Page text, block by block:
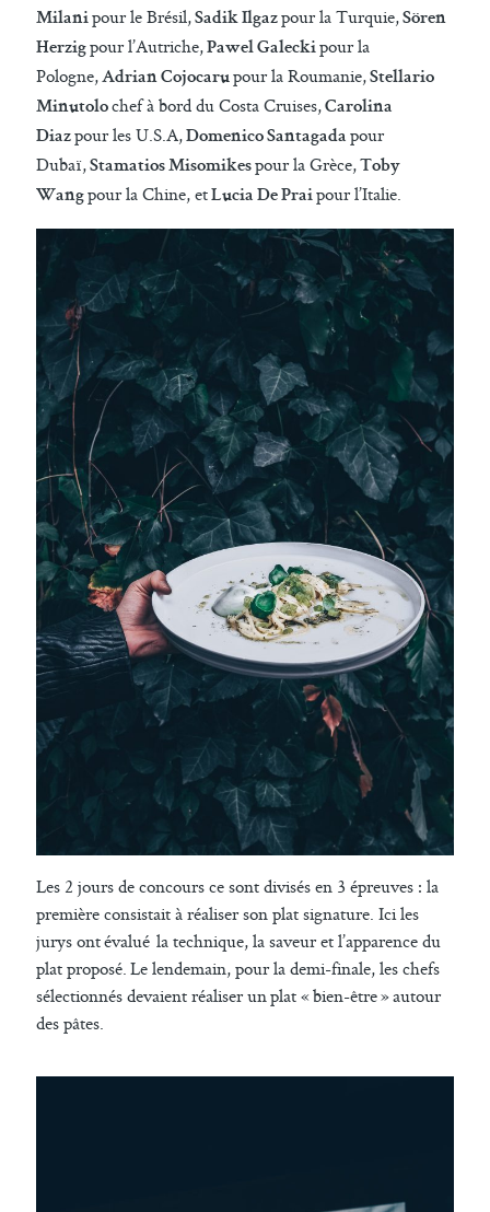
Milanipour le Brésil,Sadik Ilgazpour la Turquie,Sören
Herzigpour l’Autriche,Pawel Galeckipour la
Pologne,Adrian Cojocarupour la Roumanie,Stellario
Minutolochef à bord du Costa Cruises,Carolina
Diazpour les U.S.A,Domenico Santagada pour
Dubaï,Stamatios Misomikespour la Grèce,Toby
Wangpour la Chine, etLucia De Praipour l’Italie.
Les 2 jours de concours ce sont divisés en 3 épreuves : la
première consistait à réaliser son plat signature. Ici les
jurys ont évalué la technique, la saveur et l’apparence du
plat proposé. Le lendemain, pour la demi-finale, les chefs
sélectionnés devaient réaliser un plat « bien-être » autour
des pâtes.